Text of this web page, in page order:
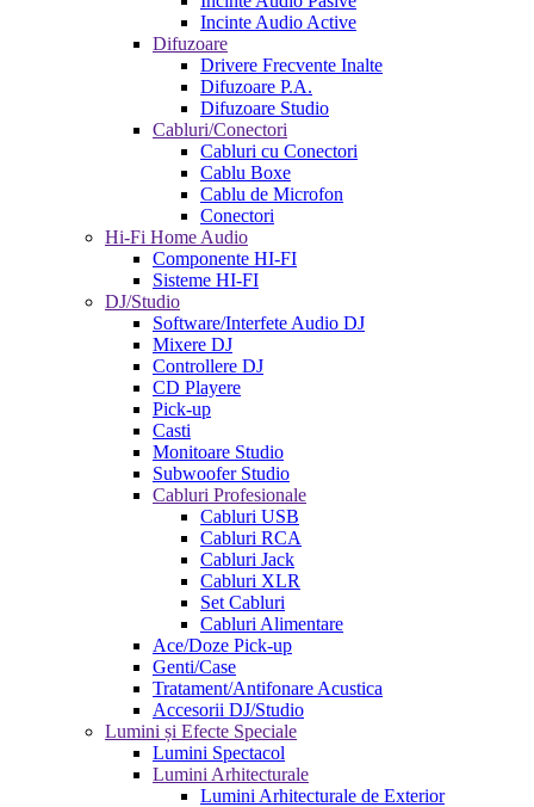
Incinte Audio Active
Difuzoare
Drivere Frecvente Inalte
Difuzoare P.A.
Difuzoare Studio
Cabluri/Conectori
Cabluri cu Conectori
Cablu Boxe
Cablu de Microfon
Conectori
Hi-Fi Home Audio
Componente HI-FI
Sisteme HI-FI
DJ/Studio
Software/Interfete Audio DJ
Mixere DJ
Controllere DJ
CD Playere
Pick-up
Casti
Monitoare Studio
Subwoofer Studio
Cabluri Profesionale
Cabluri USB
Cabluri RCA
Cabluri Jack
Cabluri XLR
Set Cabluri
Cabluri Alimentare
Ace/Doze Pick-up
Genti/Case
Tratament/Antifonare Acustica
Accesorii DJ/Studio
Lumini și Efecte Speciale
Lumini Spectacol
Lumini Arhitecturale
Lumini Arhitecturale de Exterior